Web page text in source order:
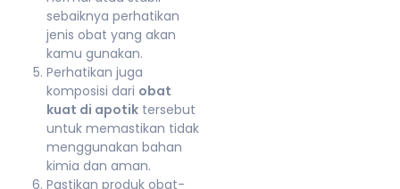
sebaiknya perhatikan
jenis obat yang akan
kamu gunakan.
Perhatikan juga
komposisi dari obat
kuat di apotik tersebut
untuk memastikan tidak
menggunakan bahan
kimia dan aman.
Pastikan produk obat-